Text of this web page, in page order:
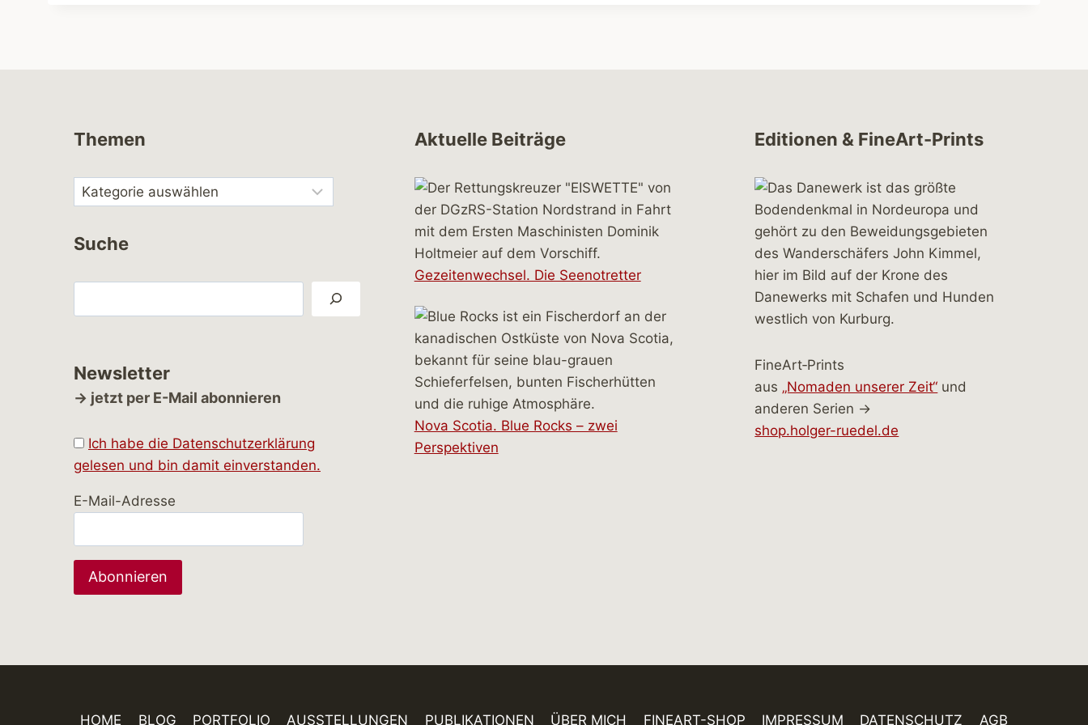
Themen
Suche
Newsletter
→ jetzt per E-Mail abonnieren
Ich habe die Datenschutzerklärung
gelesen und bin damit einverstanden.
E-Mail-Adresse
Aktuelle Beiträge
Gezeitenwechsel. Die Seenotretter
Nova Scotia. Blue Rocks – zwei
Perspektiven
Editionen & FineArt-Prints
FineArt‑Prints
aus „Nomaden unserer Zeit“ und
anderen Serien →
shop.holger-ruedel.de
HOME BLOG PORTFOLIO AUSSTELLUNGEN PUBLIKATIONEN ÜBER MICH FINEART-SHOP IMPRESSUM DATENSCHUTZ AGB